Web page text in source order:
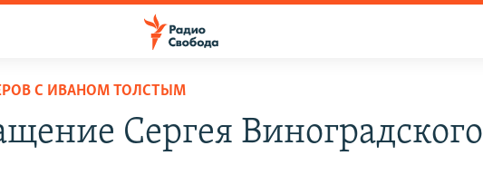
С ИВАНОМ ТОЛСТЫМ
Сергея Виноградского